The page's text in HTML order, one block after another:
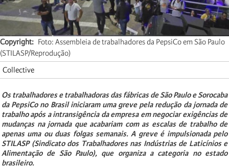
Copyright
Foto: Assembleia de trabalhadores da PepsiCo em São Paulo
(STILASP/Reprodução)
Collective
Os trabalhadores e trabalhadoras das fábricas de São Paulo e Sorocaba
da PepsiCo no Brasil iniciaram uma greve pela redução da jornada de
trabalho após a intransigência da empresa em negociar exigências de
mudanças na jornada que acabariam com as escalas de trabalho de
apenas uma ou duas folgas semanais. A greve é impulsionada pelo
STILASP (Sindicato dos Trabalhadores nas Indústrias de Laticínios e
Alimentação de São Paulo), que organiza a categoria no estado
brasileiro.